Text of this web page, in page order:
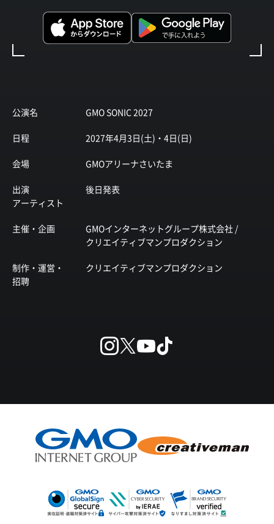
公演名 GMO SONIC 2027
日程 2027年4月3日(土)・4日(日)
会場 GMOアリーナさいたま
出演
アーティスト
後日発表
主催・企画
GMOインターネットグループ株式会社 /
クリエイティブマンプロダクション
制作・運営・
招聘
クリエイティブマンプロダクション